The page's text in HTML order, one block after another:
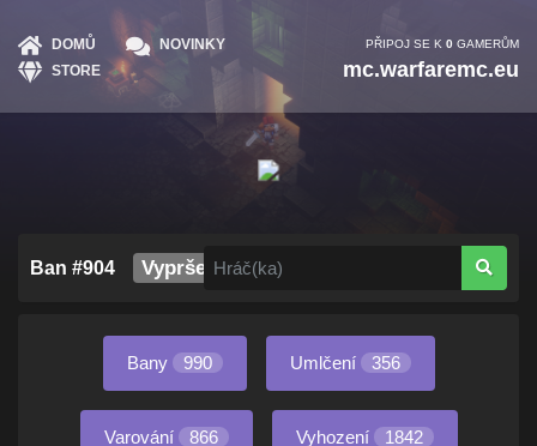
DOMŮ
NOVINKY
STORE
PŘIPOJ SE K 0 GAMERŮM
mc.warfaremc.eu
Ban #904 Vypršelo
Bany 990 Umlčení 356
Varování 866 Vyhození 1842